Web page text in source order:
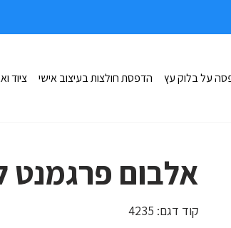
על בלוק עץ הדפסת חולצות בעיצוב אישי ציוד
אלבום פרגמנט
קוד דגם: 4235